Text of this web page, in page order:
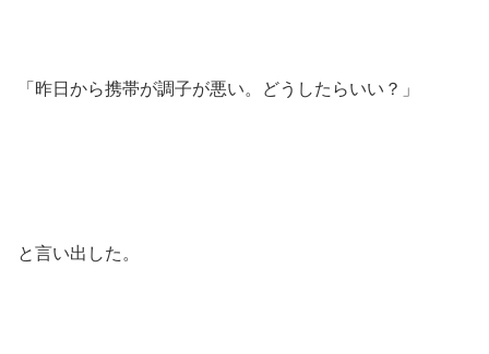
「昨日から携帯が調子が悪い。どうしたらいい？」
と言い出した。